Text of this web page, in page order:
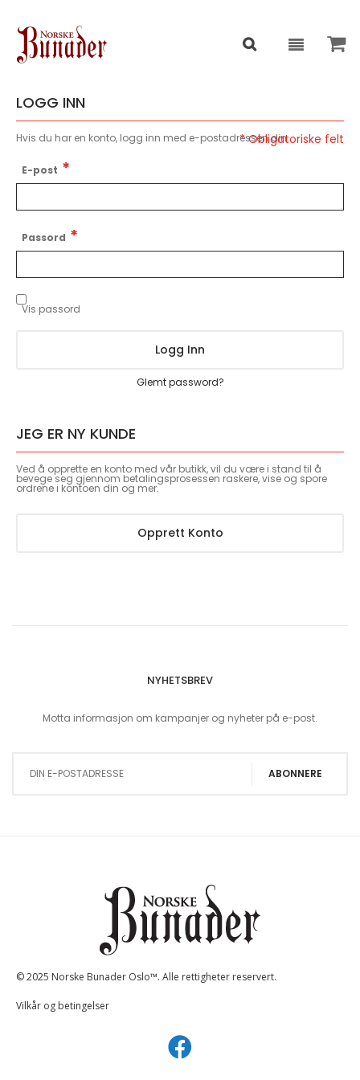
LOGG INN
Hvis du har en konto, logg inn med e-postadressen din.
E-post
Passord
Vis passord
Logg Inn
Glemt password?
JEG ER NY KUNDE
Ved å opprette en konto med vår butikk, vil du være i stand til å
bevege seg gjennom betalingsprosessen raskere, vise og spore
ordrene i kontoen din og mer.
Opprett Konto
NYHETSBREV
Motta informasjon om kampanjer og nyheter på e-post.
ABONNERE
© 2025 Norske Bunader Oslo™. Alle rettigheter reservert.
Vilkår og betingelser